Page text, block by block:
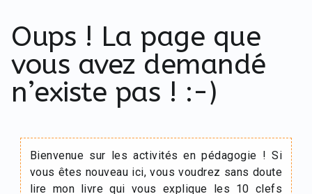
Oups ! La page que
vous avez demandé
n’existe pas ! :-)
Bienvenue sur les activités en pédagogie ! Si
vous êtes nouveau ici, vous voudrez sans doute
lire mon livre qui vous explique les 10 clefs